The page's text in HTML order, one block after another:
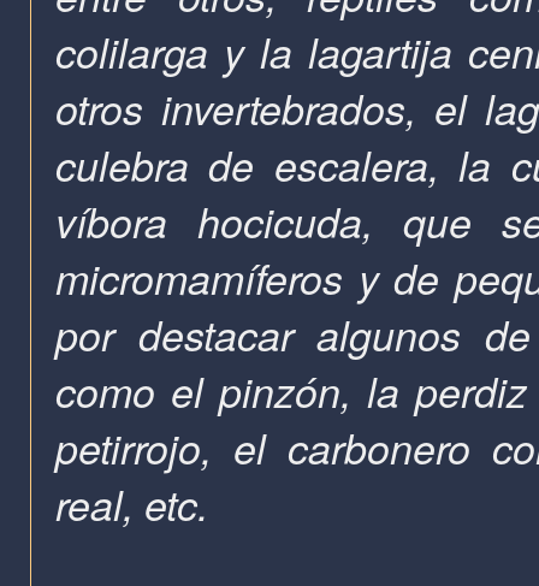
colilarga y la lagartija
otros invertebrados, el
culebra de escalera, la
víbora hocicuda, que
micromamíferos y de
por destacar algunos
como el pinzón, la
petirrojo, el carbonero
real, etc.